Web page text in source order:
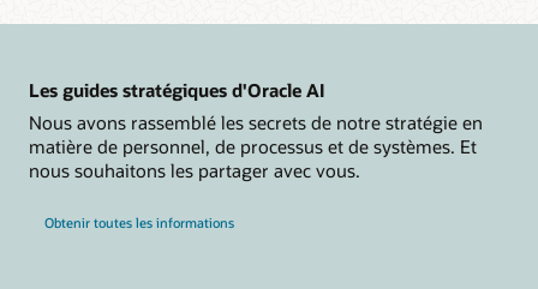
Les guides stratégiques d'Oracle AI
Nous avons rassemblé les secrets de notre stratégie en
matière de personnel, de processus et de systèmes. Et
nous souhaitons les partager avec vous.
Obtenir toutes les informations